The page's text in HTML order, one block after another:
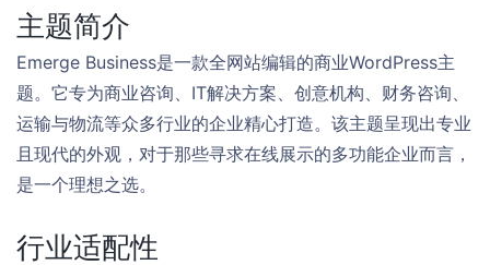
主题简介
Emerge Business是一款全网站编辑的商业WordPress主
题。它专为商业咨询、IT解决方案、创意机构、财务咨询、
运输与物流等众多行业的企业精心打造。该主题呈现出专业
且现代的外观，对于那些寻求在线展示的多功能企业而言，
是一个理想之选。
行业适配性